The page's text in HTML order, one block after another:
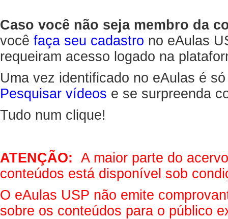
Caso você não seja membro da
você faça seu cadastro no eAulas
requeiram acesso logado na
Uma vez identificado no eAulas é
Pesquisar vídeos e se surpreenda
Tudo num clique!
ATENÇÃO: A maior parte do
conteúdos está disponível sob
O eAulas USP não emite
sobre os conteúdos para o público